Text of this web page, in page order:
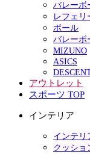
バレーボ
レフェリ
ボール
バレーボ
MIZUNO
ASICS
アウトレット
スポーツ TOP
インテリア
インテリ
クッショ